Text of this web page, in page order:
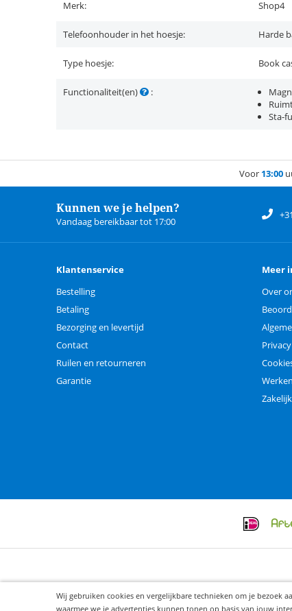
Merk: Shop4
Telefoonhouder in het hoesje: Harde
Type hoesje: Book
Functionaliteit(en) :
Sta-
Voor 13:00
Kunnen we je helpen?
Vandaag bereikbaar tot 17:00
Klantenservice
Bestelling
Betaling
Bezorging en levertijd
Contact
Ruilen en retourneren
Garantie
Meer
Over
Privacy
Zakelijk
Wij gebruiken cookies en vergelijkbare technieken om je bezoek
waarmee we je advertenties kunnen tonen op basis van jouw